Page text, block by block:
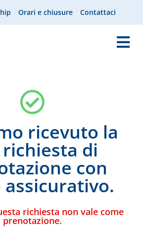
Orari e chiusure Contattaci
ricevuto la
richiesta di
con
richiesta non vale come
prenotazione.